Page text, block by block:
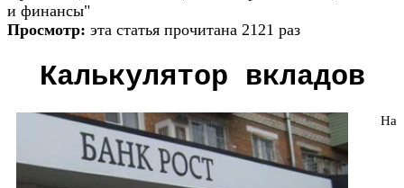
и финансы"
Просмотр: эта статья прочитана 2121 раз
Калькулятор вкладов
На